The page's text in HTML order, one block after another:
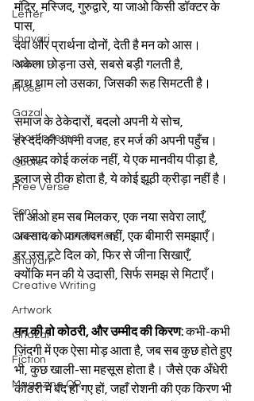
Letter
shayari
Poem
Prose
Gazal
Short poems
Quote
Free Verse
Song
Creative Non-fiction
Shayari
Creative Writing
Artwork
Ghazal
Fiction
Magazine QR
मंदिर, मस्जिद, गुरुद्वारे, या जाओ किसी डॉक्टर के
पास,
दवा और प्रार्थना दोनों, देती है मन को आस।
अकेला छोड़ना उसे, सबसे बड़ी गलती है,
हाथ थाम लो उसका, जिसकी रूह सिमटती है।
समाज के ठेकेदारों, बदलो अपनी ये सोच,
हर दर्द की अपनी वजह, हर मर्ज की अपनी पहुँच।
अवसाद कोई कलंक नहीं, ये एक मानवीय पीड़ा है,
इलाज से ठीक होता है, ये कोई झूठी क्रीड़ा नहीं है।
तो आओ हम सब मिलकर, एक नया सवेरा लाएँ,
अवसाद को पागलपन नहीं, एक बीमारी समझाएँ।
हर उस टूटे दिल को, फिर से जीना सिखाएँ,
क्योंकि मन की ये उदासी, सिर्फ समझ से मिटाएँ।
मन की वो कोठरी, और उम्मीद की किरण: कभी-कभी
ज़िंदगी में एक ऐसा मोड़ आता है, जब सब कुछ होते हुए
भी, कुछ खाली-सा महसूस होता है। जैसे एक अँधेरी
कोठरी में बंद हो गए हों, जहाँ रोशनी की एक किरण भी